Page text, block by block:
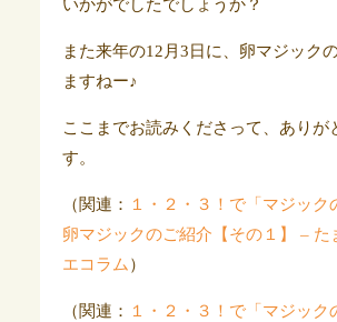
いかがでしたでしょうか？
また来年の12月3日に、卵マジック
ますねー♪
ここまでお読みくださって、ありが
す。
（関連：
１・２・３！で「マジック
卵マジックのご紹介【その１】 – た
エコラム ）
（関連：
１・２・３！で「マジック